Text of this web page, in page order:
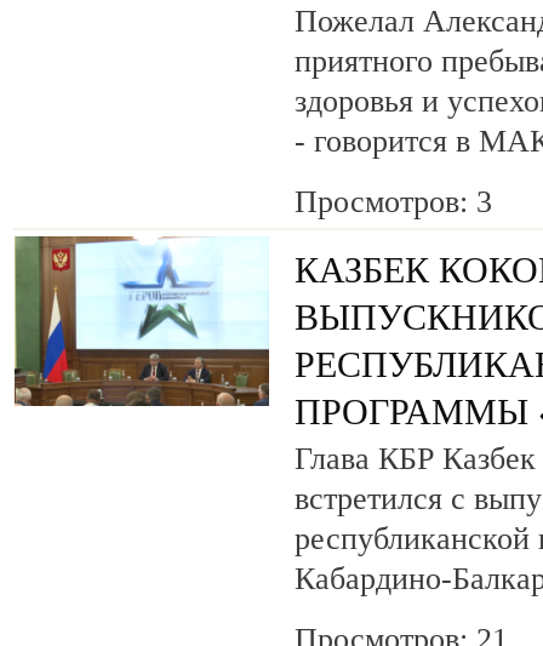
Пожелал
приятного
здоровья и
- говорится в
Просмотров: 3
КАЗБЕК
ПРОГРАММЫ
Глава КБР Казбек
встретился с
Кабардино-